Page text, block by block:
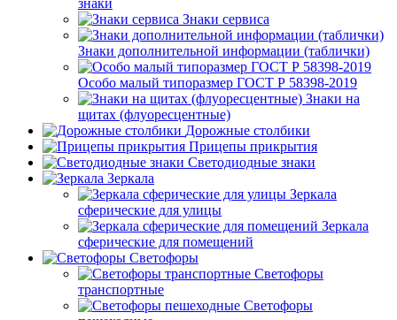
знаки
Знаки сервиса
Знаки дополнительной информации (таблички)
Особо малый типоразмер ГОСТ Р 58398-2019
Знаки на
щитах (флуоресцентные)
Дорожные столбики
Прицепы прикрытия
Светодиодные знаки
Зеркала
Зеркала
сферические для улицы
Зеркала
сферические для помещений
Светофоры
Светофоры
транспортные
Светофоры